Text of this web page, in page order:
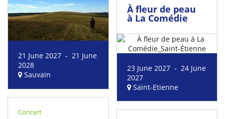
21 June 2027 - 21 June
2028
Sauvain
À fleur de peau
à La Comédie
23 June 2027 - 24 June
2027
Saint-Etienne
Concert